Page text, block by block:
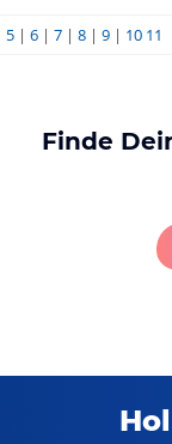
5 |6 |7 |8 |9 | 10 11
Finde